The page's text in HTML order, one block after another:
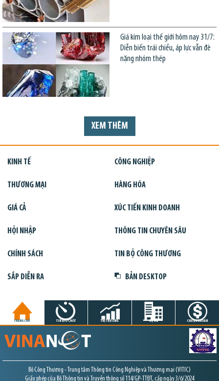
Giá kim loại thế giới hôm nay 31/7:
Diễn biến trái chiều, áp lực vẫn đè
nặng nhóm thép
XEM THÊM
KINH TẾ CÔNG NGHIỆP
THƯƠNG MẠI HÀNG HÓA
GIÁ CẢ XÚC TIẾN KINH DOANH
HỘI NHẬP THÔNG TIN CHUYÊN SÂU
CHÍNH SÁCH TIN BỘ CÔNG THƯƠNG
SẮP DIỄN RA BẢN DESKTOP
TRANG CHỦ TIN GIỜ CHÓT THỊ TRƯỜNG DỰ ÁN CHỨNG KHOÁN
Bộ Công Thương - Trung tâm Thông tin Công Nghiệp và Thương mại (VITIC)
Giấy phép của Bộ Thông tin và Truyền thông số 114/GP-TTĐT, cấp ngày 3/6/2024